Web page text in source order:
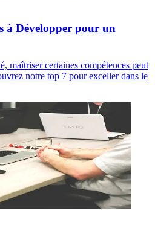
à Développer pour un
maîtriser certaines compétences peut
notre top 7 pour exceller dans le